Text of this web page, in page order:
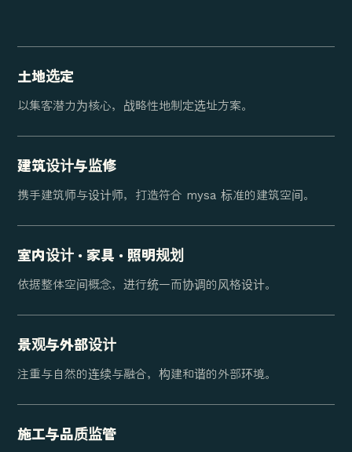
土地选定
以集客潜力为核心，战略性地制定选址方案。
建筑设计与监修
携手建筑师与设计师，打造符合 mysa 标准的建筑空间。
室内设计 · 家具 · 照明规划
依据整体空间概念，进行统一而协调的风格设计。
景观与外部设计
注重与自然的连续与融合，构建和谐的外部环境。
施工与品质监管